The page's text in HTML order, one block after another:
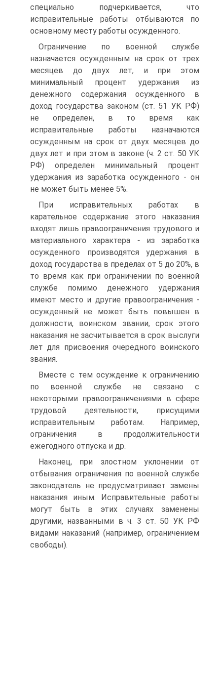
специально подчеркивается, что
исправительные работы отбываются по
основному месту работы осужденного.
Ограничение по военной службе
назначается осужденным на срок от трех
месяцев до двух лет, и при этом
минимальный процент удержания из
денежного содержания осужденного в
доход государства законом (ст. 51 УК РФ)
не определен, в то время как
исправительные работы назначаются
осужденным на срок от двух месяцев до
двух лет и при этом в законе (ч. 2 ст. 50 УК
РФ) определен минимальный процент
удержания из заработка осужденного - он
не может быть менее 5%.
При исправительных работах в
карательное содержание этого наказания
входят лишь правоограничения трудового и
материального характера - из заработка
осужденного производятся удержания в
доход государства в пределах от 5 до 20%, в
то время как при ограничении по военной
службе помимо денежного удержания
имеют место и другие правоограничения -
осужденный не может быть повышен в
должности, воинском звании, срок этого
наказания не засчитывается в срок выслуги
лет для присвоения очередного воинского
звания.
Вместе с тем осуждение к ограничению
по военной службе не связано с
некоторыми правоограничениями в сфере
трудовой деятельности, присущими
исправительным работам. Например,
ограничения в продолжительности
ежегодного отпуска и др.
Наконец, при злостном уклонении от
отбывания ограничения по военной службе
законодатель не предусматривает замены
наказания иным. Исправительные работы
могут быть в этих случаях заменены
другими, названными в ч. 3 ст. 50 УК РФ
видами наказаний (например, ограничением
свободы).